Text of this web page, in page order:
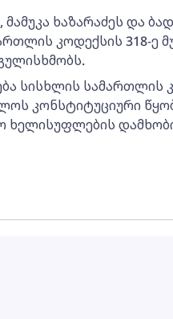
მამუკა ხაზარაძეს და
კოდექსის 318-ე
სისხლის სამართლის
კონსტიტუციური
ხელისუფლების